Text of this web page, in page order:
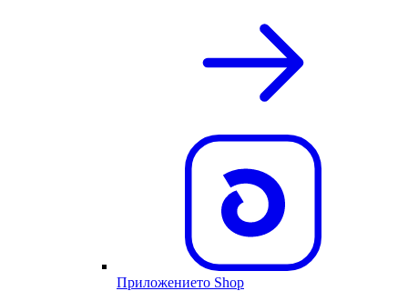
Приложението Shop